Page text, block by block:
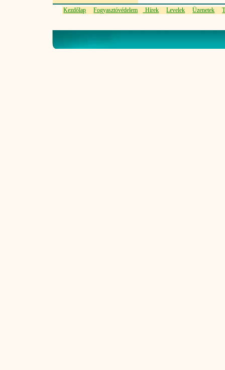
Kezdőlap Fogyasztóvédelem Hírek Levelek Üzenetek